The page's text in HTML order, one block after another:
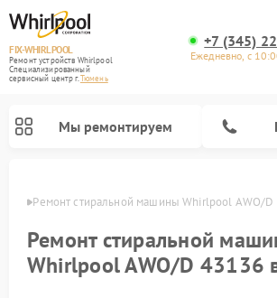
FIX-WHIRLPOOL
Ремонт устройств Whirlpool
Специализированный
cервисный центр г.Тюмень
+7 (345)
Ежедневно, с
Мы ремонтируем
Ремонт стиральной машины Whirlpool AWO/
Ремонт стиральной
Whirlpool AWO/D 43136